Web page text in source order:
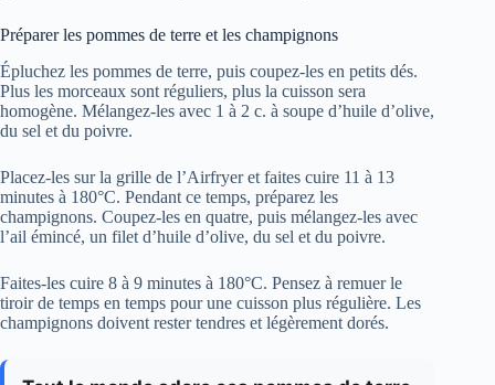
Préparer les pommes de terre et les champignons
Épluchez les pommes de terre, puis coupez-les en petits dés.
Plus les morceaux sont réguliers, plus la cuisson sera
homogène. Mélangez-les avec 1 à 2 c. à soupe d’huile d’olive,
du sel et du poivre.
Placez-les sur la grille de l’Airfryer et faites cuire 11 à 13
minutes à 180°C. Pendant ce temps, préparez les
champignons. Coupez-les en quatre, puis mélangez-les avec
l’ail émincé, un filet d’huile d’olive, du sel et du poivre.
Faites-les cuire 8 à 9 minutes à 180°C. Pensez à remuer le
tiroir de temps en temps pour une cuisson plus régulière. Les
champignons doivent rester tendres et légèrement dorés.